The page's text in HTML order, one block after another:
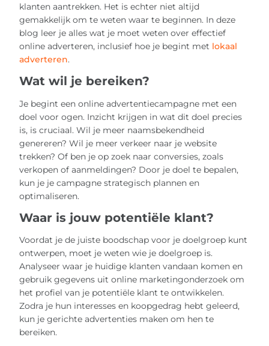
klanten aantrekken. Het is echter niet altijd
gemakkelijk om te weten waar te beginnen. In deze
blog leer je alles wat je moet weten over effectief
online adverteren, inclusief hoe je begint met lokaal
adverteren.
Wat wil je bereiken?
Je begint een online advertentiecampagne met een
doel voor ogen. Inzicht krijgen in wat dit doel precies
is, is cruciaal. Wil je meer naamsbekendheid
genereren? Wil je meer verkeer naar je website
trekken? Of ben je op zoek naar conversies, zoals
verkopen of aanmeldingen? Door je doel te bepalen,
kun je je campagne strategisch plannen en
optimaliseren.
Waar is jouw potentiële klant?
Voordat je de juiste boodschap voor je doelgroep kunt
ontwerpen, moet je weten wie je doelgroep is.
Analyseer waar je huidige klanten vandaan komen en
gebruik gegevens uit online marketingonderzoek om
het profiel van je potentiële klant te ontwikkelen.
Zodra je hun interesses en koopgedrag hebt geleerd,
kun je gerichte advertenties maken om hen te
bereiken.